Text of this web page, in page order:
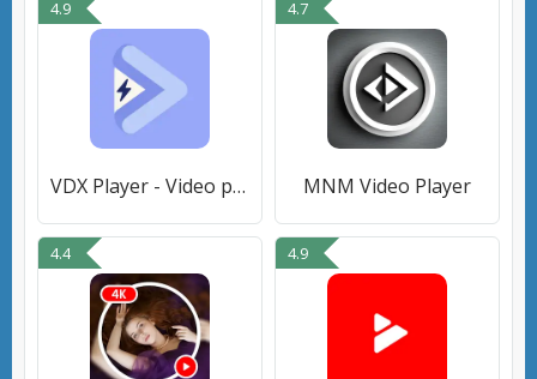
4.9
VDX Player - Video player
4.7
MNM Video Player
4.4 4.9